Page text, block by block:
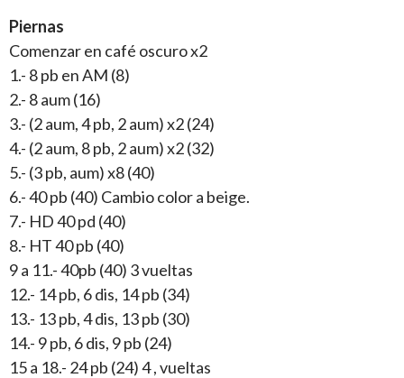
Piernas
Comenzar en café oscuro x2
1.- 8 pb en AM (8)
2.- 8 aum (16)
3.- (2 aum, 4 pb, 2 aum) x2 (24)
4.- (2 aum, 8 pb, 2 aum) x2 (32)
5.- (3 pb, aum) x8 (40)
6.- 40 pb (40) Cambio color a beige.
7.- HD 40 pd (40)
8.- HT 40 pb (40)
9 a 11.- 40pb (40) 3 vueltas
12.- 14 pb, 6 dis, 14 pb (34)
13.- 13 pb, 4 dis, 13 pb (30)
14.- 9 pb, 6 dis, 9 pb (24)
15 a 18.- 24 pb (24) 4 , vueltas